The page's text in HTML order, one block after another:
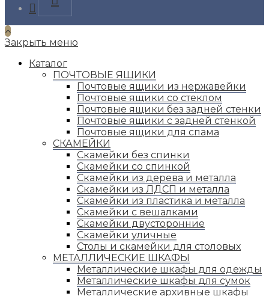
Opens
in
a
new
tab
Закрыть меню
Каталог
ПОЧТОВЫЕ ЯЩИКИ
Почтовые ящики из нержавейки
Почтовые ящики со стеклом
Почтовые ящики без задней стенки
Почтовые ящики с задней стенкой
Почтовые ящики для спама
СКАМЕЙКИ
Скамейки без спинки
Скамейки со спинкой
Скамейки из дерева и металла
Скамейки из ЛДСП и металла
Скамейки из пластика и металла
Скамейки с вешалками
Скамейки двусторонние
Скамейки уличные
Столы и скамейки для столовых
МЕТАЛЛИЧЕСКИЕ ШКАФЫ
Металлические шкафы для одежды
Металлические шкафы для сумок
Металлические архивные шкафы